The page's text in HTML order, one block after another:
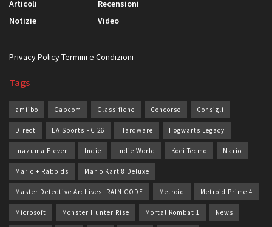
Articoli
Notizie
Recensioni
Video
Privacy PolicyTermini e Condizioni
Tags
amiibo Capcom Classifiche Concorso Consigli
Direct EA Sports FC 26 Hardware Hogwarts Legacy
Inazuma Eleven Indie Indie World Koei-Tecmo Mario
Mario + Rabbids Mario Kart 8 Deluxe
Master Detective Archives: RAIN CODE Metroid Metroid Prime 4
Microsoft Monster Hunter Rise Mortal Kombat 1 News